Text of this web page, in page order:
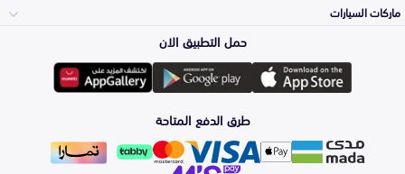
المكائن، القيرات
وملحقاتها
الشمعات
والاصطبات (الاضاءة)
لوازم الرحلات
اكسسوارات العناية
الأكثر مبيعاً
ماركات السيارات
تويوتا
هيونداي
حمل التطبيق الان
طرق الدفع المتاحة